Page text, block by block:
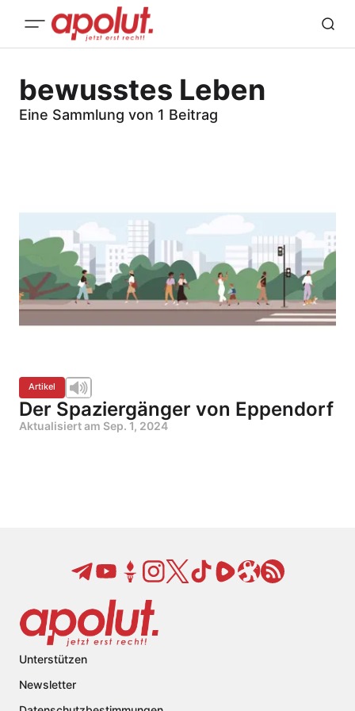
bewusstes Leben
Eine Sammlung von 1 Beitrag
Artikel
Der Spaziergänger von Eppendorf
Aktualisiert am Sep. 1, 2024
Unterstützen
Newsletter